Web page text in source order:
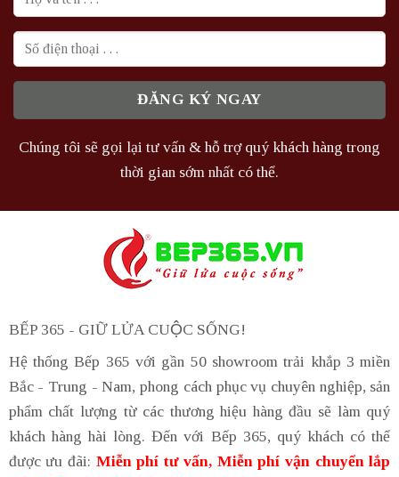
Chúng tôi sẽ gọi lại tư vấn & hỗ trợ quý khách hàng trong
thời gian sớm nhất có thể.
BẾP 365 - GIỮ LỬA CUỘC SỐNG!
Hệ thống Bếp 365 với gần 50 showroom trải khắp 3 miền
Bắc - Trung - Nam, phong cách phục vụ chuyên nghiệp, sản
phẩm chất lượng từ các thương hiệu hàng đầu sẽ làm quý
khách hàng hài lòng. Đến với Bếp 365, quý khách có thể
được ưu đãi: Miễn phí tư vấn, Miễn phí vận chuyển lắp